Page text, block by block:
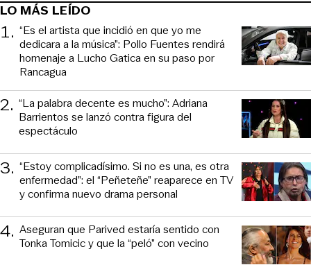
LO MÁS LEÍDO
1. “Es el artista que incidió en que yo me
dedicara a la música”: Pollo Fuentes rendirá
homenaje a Lucho Gatica en su paso por
Rancagua
2. “La palabra decente es mucho”: Adriana
Barrientos se lanzó contra figura del
espectáculo
3. “Estoy complicadísimo. Si no es una, es otra
enfermedad”: el “Peñeteñe” reaparece en TV
y confirma nuevo drama personal
4. Aseguran que Parived estaría sentido con
Tonka Tomicic y que la “peló” con vecino